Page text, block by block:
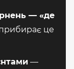
— «де
це
—